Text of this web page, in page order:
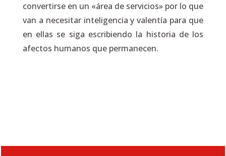
convertirse en un «área de servicios» por lo que
van a necesitar inteligencia y valentía para que
en ellas se siga escribiendo la historia de los
afectos humanos que permanecen.